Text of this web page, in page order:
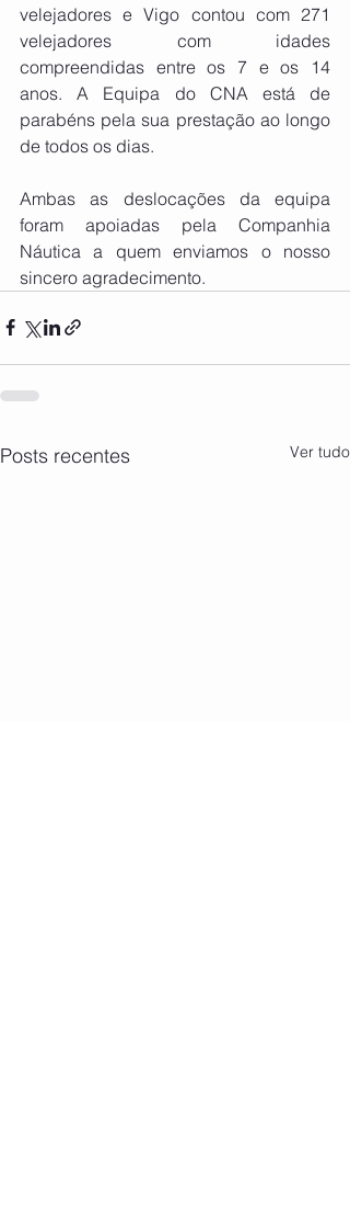
velejadores e Vigo contou com 271
velejadores com idades
compreendidas entre os 7 e os 14
anos. A Equipa do CNA está de
parabéns pela sua prestação ao longo
de todos os dias.
Ambas as deslocações da equipa
foram apoiadas pela Companhia
Náutica a quem enviamos o nosso
sincero agradecimento.
Posts recentes Ver tudo